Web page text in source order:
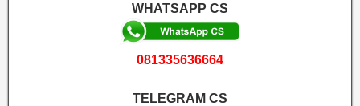
WHATSAPP CS
081335636664
TELEGRAM CS